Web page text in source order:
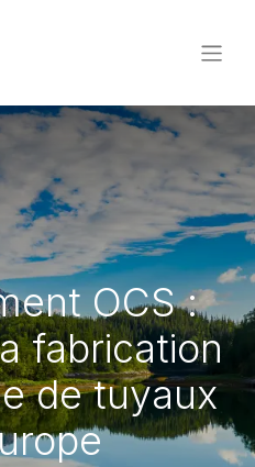
OCS :
fabrication
de tuyaux